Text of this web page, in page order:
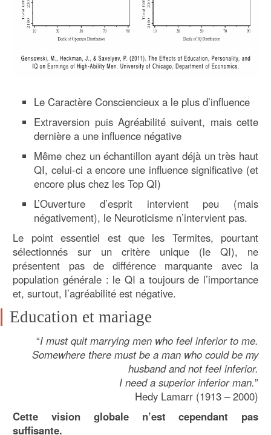
Le Caractère Consciencieux a le plus d’influence
Extraversion puis Agréabilité suivent, mais cette
dernière a une influence négative
Même chez un échantillon ayant déjà un très haut
QI, celui-ci a encore une influence significative (et
encore plus chez les Top QI)
L’Ouverture d’esprit intervient peu (mais
négativement), le Neuroticisme n’intervient pas.
Le point essentiel est que les Termites, pourtant
sélectionnés sur un critère unique (le QI), ne
présentent pas de différence marquante avec la
population générale : le QI a toujours de l’importance
et, surtout, l’agréabilité est négative.
Education et mariage
“I must quit marrying men who feel inferior to me.
Somewhere there must be a man who could be my
husband and not feel inferior.
I need a superior inferior man.”
Hedy Lamarr (1913 – 2000)
Cette vision globale n’est cependant pas
suffisante.